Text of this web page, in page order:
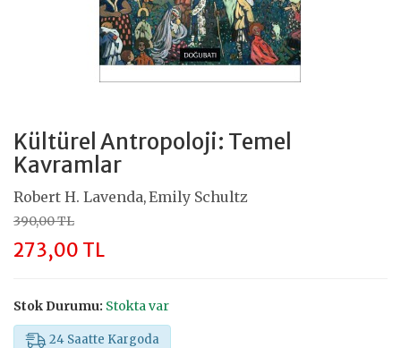
Kültürel Antropoloji: Temel
Kavramlar
Robert H. Lavenda,Emily Schultz
390,00 TL
273,00 TL
Stok Durumu: Stokta var
24 Saatte Kargoda